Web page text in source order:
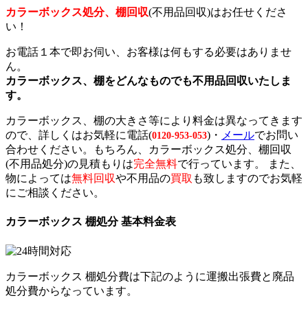
カラーボックス処分、棚回収(不用品回収)はお任せくださ
い！
お電話１本で即お伺い、お客様は何もする必要はありませ
ん。
カラーボックス、棚をどんなものでも不用品回収いたしま
す。
カラーボックス、棚の大きさ等により料金は異なってきます
ので、詳しくはお気軽に電話(0120-953-053)・ メールでお問い
合わせください。もちろん、カラーボックス処分、棚回収
(不用品処分)の見積もりは完全無料で行っています。 また、
物によっては無料回収や不用品の買取 も致しますのでお気軽
にご相談ください。
カラーボックス 棚処分 基本料金表
カラーボックス 棚処分費は下記のように運搬出張費と廃品
処分費からなっています。